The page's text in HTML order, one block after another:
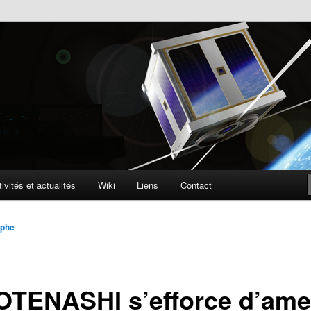
et actualités Wiki Liens Contact
s’efforce